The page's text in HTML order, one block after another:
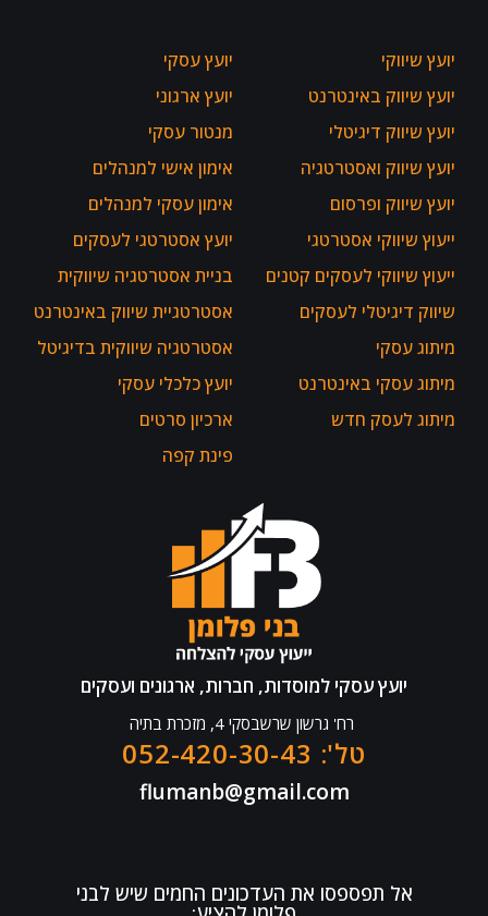
יועץ עסקי למוסדות, חברות, ארגונים ועסקים
רח' גרשון שרשבסקי 4, מזכרת בתיה
טל': 052-420-30-43
flumanb@gmail.com
אל תפספסו את העדכונים החמים שיש לבני
יועץ עסקי
יועץ ארגוני
מנטור עסקי
אימון אישי למנהלים
אימון עסקי למנהלים
יועץ אסטרטגי לעסקים
בניית אסטרטגיה שיווקית
אסטרטגיית שיווק באינטרנט
אסטרטגיה שיווקית בדיגיטל
יועץ כלכלי עסקי
ארכיון סרטים
פינת קפה
יועץ שיווקי
יועץ שיווק באינטרנט
יועץ שיווק דיגיטלי
יועץ שיווק ואסטרטגיה
יועץ שיווק ופרסום
ייעוץ שיווקי אסטרטגי
ייעוץ שיווקי לעסקים קטנים
שיווק דיגיטלי לעסקים
מיתוג עסקי
מיתוג עסקי באינטרנט
מיתוג לעסק חדש